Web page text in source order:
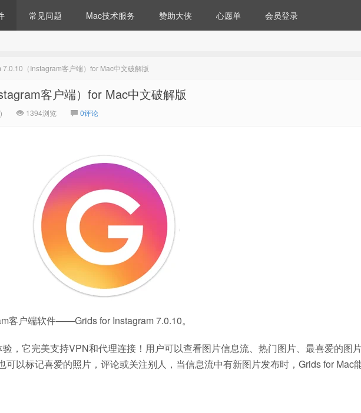
常见问题 Mac技术服务 赞助大侠 心愿单 会员登录
7.0.10（Instagram客户端）for Mac中文破解版
客户端）for Mac中文破解版
1394浏览 0评论
客户端软件——Grids for Instagram 7.0.10。
，它完美支持VPN和代理连接！用户可以查看图片信息流、热门图片、最喜爱的图片
以标记喜爱的照片，评论或关注别人，当信息流中有新图片发布时，Grids for Mac